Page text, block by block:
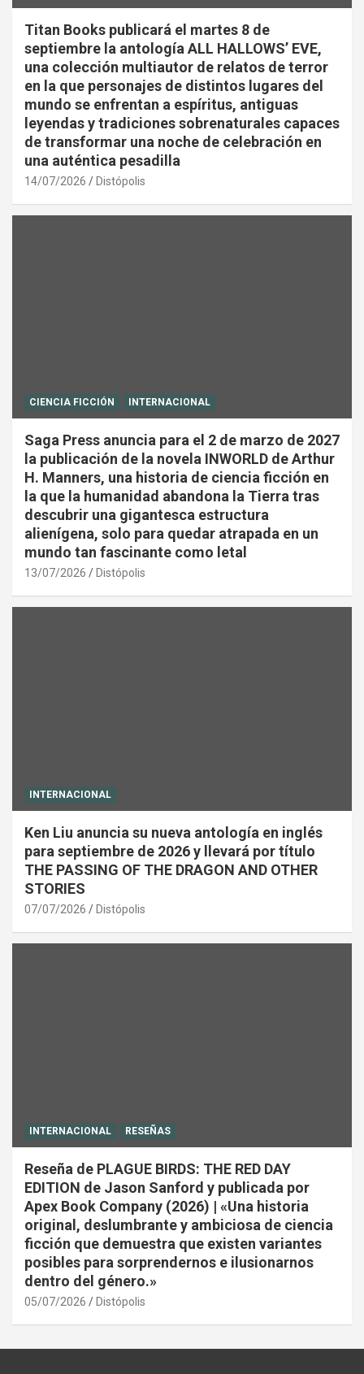
Titan Books publicará el martes 8 de
septiembre la antología ALL HALLOWS’ EVE,
una colección multiautor de relatos de terror
en la que personajes de distintos lugares del
mundo se enfrentan a espíritus, antiguas
leyendas y tradiciones sobrenaturales capaces
de transformar una noche de celebración en
una auténtica pesadilla
14/07/2026 Distópolis
CIENCIA FICCIÓN INTERNACIONAL
Saga Press anuncia para el 2 de marzo de 2027
la publicación de la novela INWORLD de Arthur
H. Manners, una historia de ciencia ficción en
la que la humanidad abandona la Tierra tras
descubrir una gigantesca estructura
alienígena, solo para quedar atrapada en un
mundo tan fascinante como letal
13/07/2026 Distópolis
INTERNACIONAL
Ken Liu anuncia su nueva antología en inglés
para septiembre de 2026 y llevará por título
THE PASSING OF THE DRAGON AND OTHER
STORIES
07/07/2026 Distópolis
INTERNACIONAL RESEÑAS
Reseña de PLAGUE BIRDS: THE RED DAY
EDITION de Jason Sanford y publicada por
Apex Book Company (2026) | «Una historia
original, deslumbrante y ambiciosa de ciencia
ficción que demuestra que existen variantes
posibles para sorprendernos e ilusionarnos
dentro del género.»
05/07/2026 Distópolis